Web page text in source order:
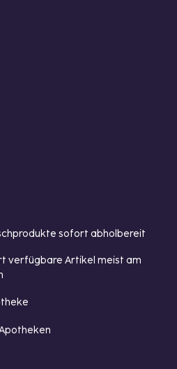
sofort abholbereit
verfügbare Artikel meist am